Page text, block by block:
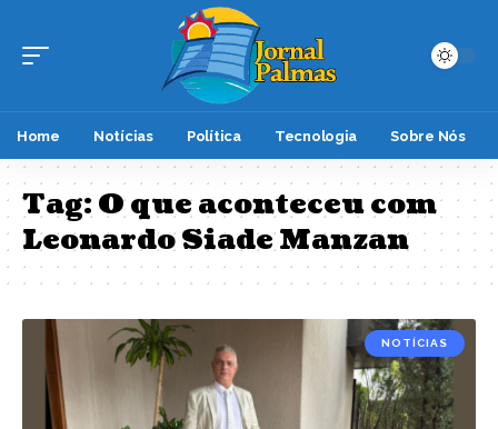
Home Notícias Política Tecnologia Sobre Nós
Tag:O que aconteceu com
Leonardo Siade Manzan
NOTÍCIAS